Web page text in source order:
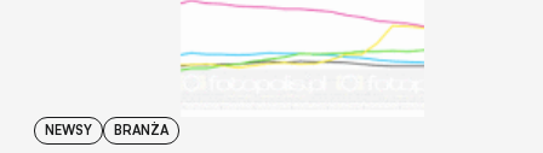
NEWSY BRANŻA